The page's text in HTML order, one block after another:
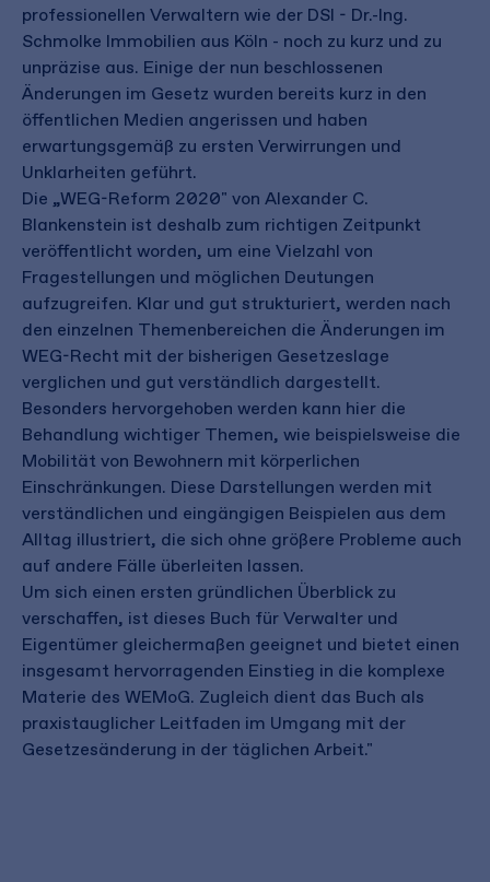
professionellen Verwaltern wie der DSI - Dr.-Ing.
Schmolke Immobilien aus Köln - noch zu kurz und zu
unpräzise aus. Einige der nun beschlossenen
Änderungen im Gesetz wurden bereits kurz in den
öffentlichen Medien angerissen und haben
erwartungsgemäß zu ersten Verwirrungen und
Unklarheiten geführt.
Die „WEG-Reform 2020" von Alexander C.
Blankenstein ist deshalb zum richtigen Zeitpunkt
veröffentlicht worden, um eine Vielzahl von
Fragestellungen und möglichen Deutungen
aufzugreifen. Klar und gut strukturiert, werden nach
den einzelnen Themenbereichen die Änderungen im
WEG-Recht mit der bisherigen Gesetzeslage
verglichen und gut verständlich dargestellt.
Besonders hervorgehoben werden kann hier die
Behandlung wichtiger Themen, wie beispielsweise die
Mobilität von Bewohnern mit körperlichen
Einschränkungen. Diese Darstellungen werden mit
verständlichen und eingängigen Beispielen aus dem
Alltag illustriert, die sich ohne größere Probleme auch
auf andere Fälle überleiten lassen.
Um sich einen ersten gründlichen Überblick zu
verschaffen, ist dieses Buch für Verwalter und
Eigentümer gleichermaßen geeignet und bietet einen
insgesamt hervorragenden Einstieg in die komplexe
Materie des WEMoG. Zugleich dient das Buch als
praxistauglicher Leitfaden im Umgang mit der
Gesetzesänderung in der täglichen Arbeit."